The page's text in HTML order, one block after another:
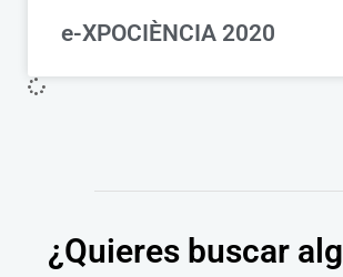
e-XPOCIÈNCIA 2020
¿Quieres buscar